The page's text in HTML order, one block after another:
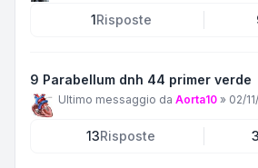
1Risposte
9 Parabellum dnh 44 primer verde
Ultimo messaggio da Aorta10 » 02/
13Risposte